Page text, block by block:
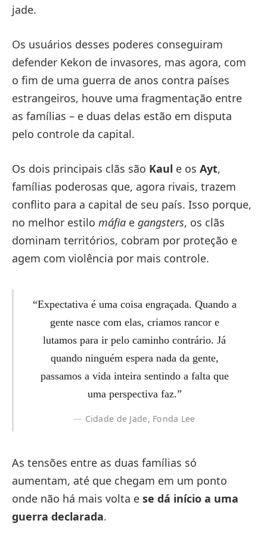
jade.
Os usuários desses poderes conseguiram
defender Kekon de invasores, mas agora, com
o fim de uma guerra de anos contra países
estrangeiros, houve uma fragmentação entre
as famílias – e duas delas estão em disputa
pelo controle da capital.
Os dois principais clãs são Kaul e os Ayt,
famílias poderosas que, agora rivais, trazem
conflito para a capital de seu país. Isso porque,
no melhor estilo máfia e gangsters, os clãs
dominam territórios, cobram por proteção e
agem com violência por mais controle.
“Expectativa é uma coisa engraçada. Quando a
gente nasce com elas, criamos rancor e
lutamos para ir pelo caminho contrário. Já
quando ninguém espera nada da gente,
passamos a vida inteira sentindo a falta que
uma perspectiva faz.”
Cidade de Jade, Fonda Lee
As tensões entre as duas famílias só
aumentam, até que chegam em um ponto
onde não há mais volta e se dá início a uma
guerra declarada.